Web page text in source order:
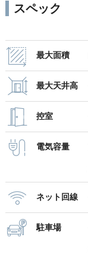
スペック
最大面積
最大天井高
控室
電気容量
ネット回線
駐車場